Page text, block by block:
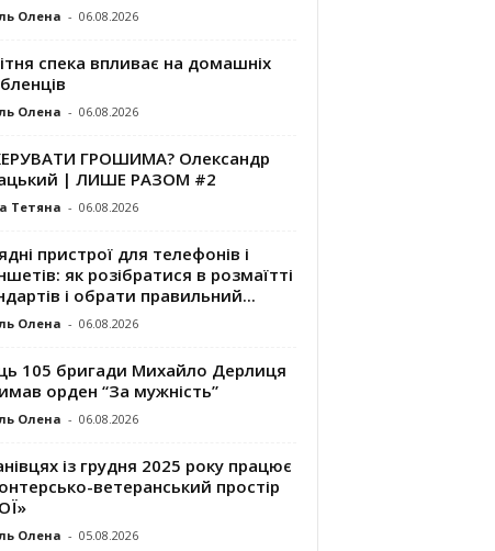
Олена - 06.08.2026
спека впливає на домашніх
Олена - 06.08.2026
ГРОШИМА? Олександр
| ЛИШЕ РАЗОМ #2
Тетяна - 06.08.2026
пристрої для телефонів і
як розібратися в розмаїтті
і обрати правильний...
Олена - 06.08.2026
105 бригади Михайло Дерлиця
орден “За мужність”
Олена - 06.08.2026
із грудня 2025 року працює
ветеранський простір
Олена - 05.08.2026